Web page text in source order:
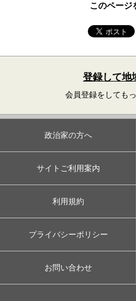
このページ
登録して地
会員登録をしても
政治家の方へ
サイトご利用案内
利用規約
プライバシーポリシー
お問い合わせ